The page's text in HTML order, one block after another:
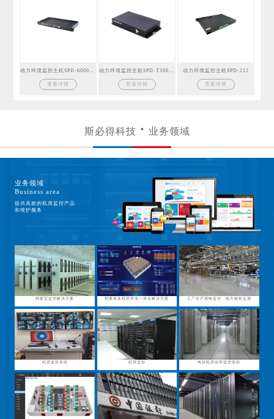
查看详情 查看详情
动力环境监控主机SPD-212
查看详情
斯必得科技 业务领域
业务领域
Business area
提供高效的机房监控产品
和维护服务
档案室监控解决方案 档案馆及机房环境一体化解决方案 工厂生产用电监控、电力能耗监测
机房监控系统 机房监控 电信机房动环监控系统